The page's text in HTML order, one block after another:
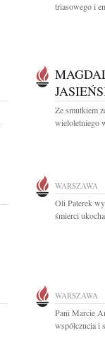
triasowego i
Ze smutkiem
wieloletniego
WARSZAWA
Oli Paterek
śmierci
WARSZAWA
Pani Marcie
współczucia i